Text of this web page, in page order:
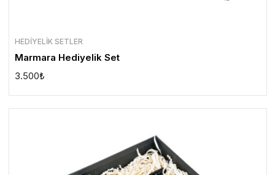
HEDIYELIK SETLER
Marmara Hediyelik Set
3.500₺